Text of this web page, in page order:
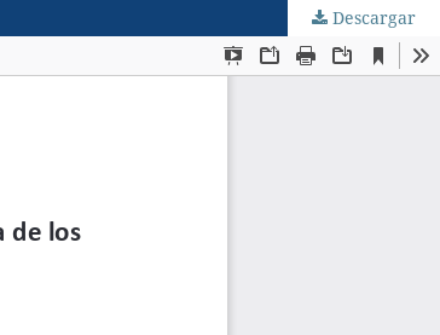
Descargar